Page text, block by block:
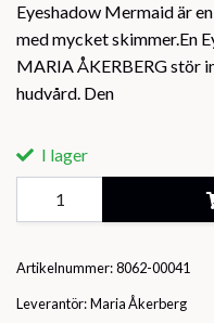
Eyeshadow Mermaid är
med mycket skimmer.En
MARIA ÅKERBERG stör
hudvård. Den
I lager
Artikelnummer:8062-00041
Leverantör:Maria Åkerberg